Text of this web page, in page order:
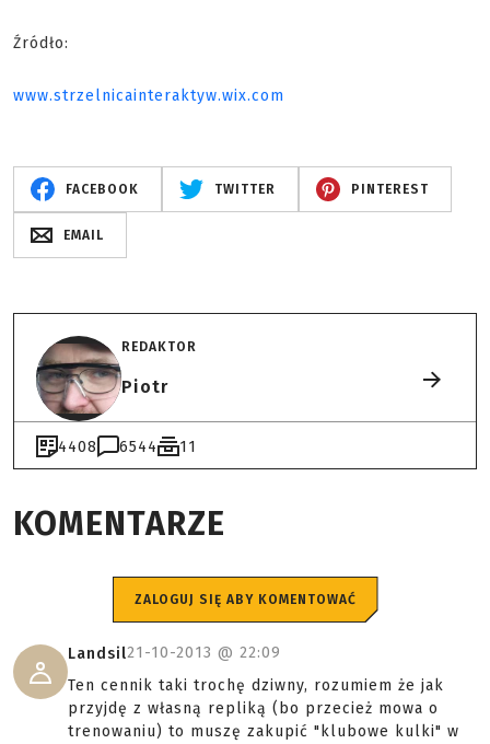
Źródło:
www.strzelnicainteraktyw.wix.com
FACEBOOK TWITTER PINTEREST
EMAIL
REDAKTOR
Piotr
4408 6544 11
KOMENTARZE
ZALOGUJ SIĘ ABY KOMENTOWAĆ
Landsil21-10-2013 @ 22:09
Ten cennik taki trochę dziwny, rozumiem że jak
przyjdę z własną repliką (bo przecież mowa o
trenowaniu) to muszę zakupić "klubowe kulki" w